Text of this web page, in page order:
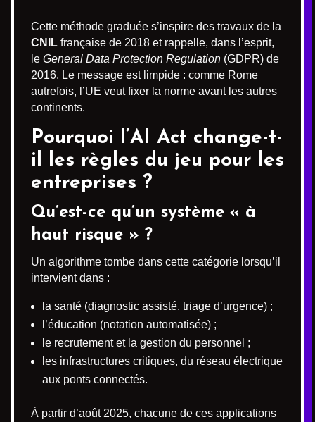
Cette méthode graduée s’inspire des travaux de la
CNIL française de 2018 et rappelle, dans l’esprit,
le General Data Protection Regulation (GDPR) de
2016. Le message est limpide : comme Rome
autrefois, l’UE veut fixer la norme avant les autres
continents.
Pourquoi l’AI Act change-t-
il les règles du jeu pour les
entreprises ?
Qu’est-ce qu’un système « à
haut risque » ?
Un algorithme tombe dans cette catégorie lorsqu’il
intervient dans :
la santé (diagnostic assisté, triage d’urgence) ;
l’éducation (notation automatisée) ;
le recrutement et la gestion du personnel ;
les infrastructures critiques, du réseau électrique
aux ponts connectés.
À partir d’août 2025, chacune de ces applications